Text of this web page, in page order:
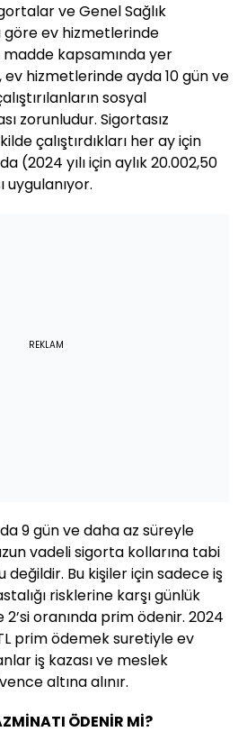
ve Genel Sağlık
göre ev hizmetlerinde
madde kapsamında yer
ev hizmetlerinde ayda 10 gün ve
sosyal
zorunludur. Sigortasız
çalıştırdıkları her ay için
(2024 yılı için aylık 20.002,50
uygulanıyor.
REKLAM
9 gün ve daha az süreyle
vadeli sigorta kollarına tabi
değildir. Bu kişiler için sadece iş
risklerine karşı günlük
oranında prim ödenir. 2024
TL prim ödemek suretiyle ev
iş kazası ve meslek
altına alınır.
ÖDENİR Mİ?